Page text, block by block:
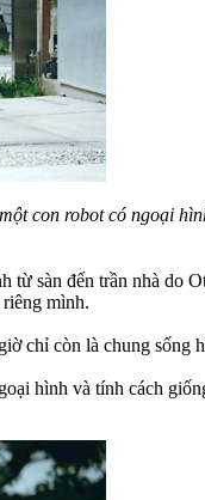
con robot có ngoại
sàn đến trần nhà do
mình.
chỉ còn là chung sống
hình và tính cách